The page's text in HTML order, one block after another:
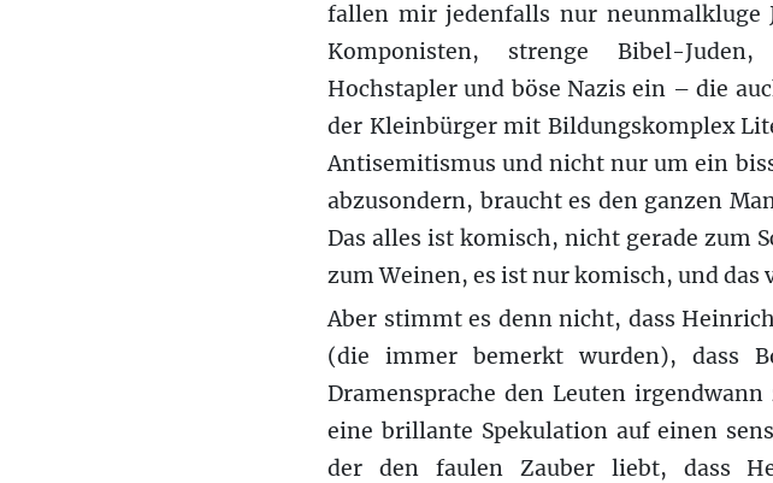
fallen mir jedenfalls nur neunmalkluge
Komponisten, strenge Bibel-Juden,
Hochstapler und böse Nazis ein – die
der Kleinbürger mit Bildungskomplex
Antisemitismus und nicht nur um ein
abzusondern, braucht es den ganzen
Das alles ist komisch, nicht gerade zum
zum Weinen, es ist nur komisch, und
Aber stimmt es denn nicht, dass
(die immer bemerkt wurden), dass
Dramensprache den Leuten
eine brillante Spekulation auf einen
der den faulen Zauber liebt, dass